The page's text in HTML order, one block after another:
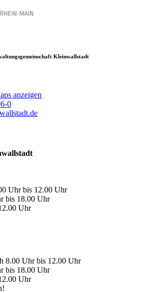
Kleinwallstadt
anzeigen
0
Uhr bis 12.00 Uhr
bis 18.00 Uhr
Uhr
8.00 Uhr bis 12.00 Uhr
bis 18.00 Uhr
Uhr